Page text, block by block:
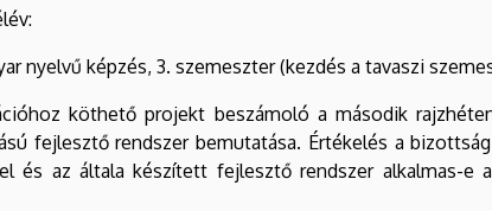
nyelvű képzés, 3. szemeszter (kezdés a tavaszi
köthető projekt beszámoló a második
fejlesztő rendszer bemutatása. Értékelés a
és az általa készített fejlesztő rendszer alkalmas-e